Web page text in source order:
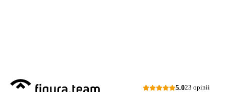
5.023 opinii